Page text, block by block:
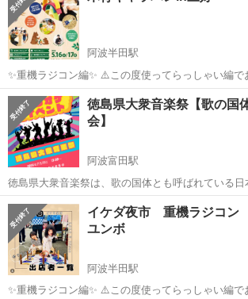
阿波半田駅
✨重機ラジコン編✨ ⚠️この度使ってらっしゃい編で
る私が全国初重機ラジコンを使った体験型プログ
にて開催するようになりました✨ 子供はもとより
いただけるようにデザイン...
徳島 美馬郡 阿波半田駅 その他 マル
徳島県大衆音楽祭【歌の国
会】
阿波富田駅
徳島県大衆音楽祭は、歌の国体とも呼ばれている日
威があるカラオケ大会「日本大衆音楽祭」の地方
今年も開催いたします！ 年齢などに応じ参加部門が分かれており、部
門ごとに 審査が行われます。...
徳島 徳島市 阿波富田駅 その他
イケダ夜市 重機ラジコン
ユンボ
阿波半田駅
✨重機ラジコン編✨ ⚠️この度使ってらっしゃい編で